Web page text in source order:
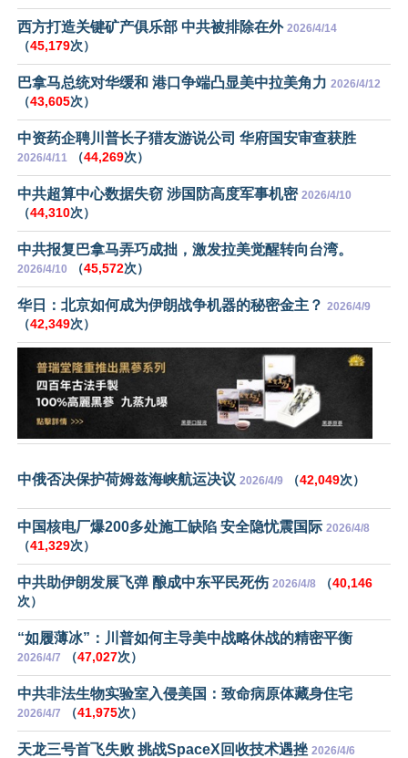
西方打造关键矿产俱乐部 中共被排除在外 2026/4/14
（45,179次）
巴拿马总统对华缓和 港口争端凸显美中拉美角力 2026/4/12
（43,605次）
中资药企聘川普长子猎友游说公司 华府国安审查获胜
2026/4/11 （44,269次）
中共超算中心数据失窃 涉国防高度军事机密 2026/4/10
（44,310次）
中共报复巴拿马弄巧成拙，激发拉美觉醒转向台湾。
2026/4/10 （45,572次）
华日：北京如何成为伊朗战争机器的秘密金主？ 2026/4/9
（42,349次）
中俄否决保护荷姆兹海峡航运决议 2026/4/9 （42,049次）
中国核电厂爆200多处施工缺陷 安全隐忧震国际 2026/4/8
（41,329次）
中共助伊朗发展飞弹 酿成中东平民死伤 2026/4/8 （40,146
次）
“如履薄冰”：川普如何主导美中战略休战的精密平衡
2026/4/7 （47,027次）
中共非法生物实验室入侵美国：致命病原体藏身住宅
2026/4/7 （41,975次）
天龙三号首飞失败 挑战SpaceX回收技术遇挫 2026/4/6